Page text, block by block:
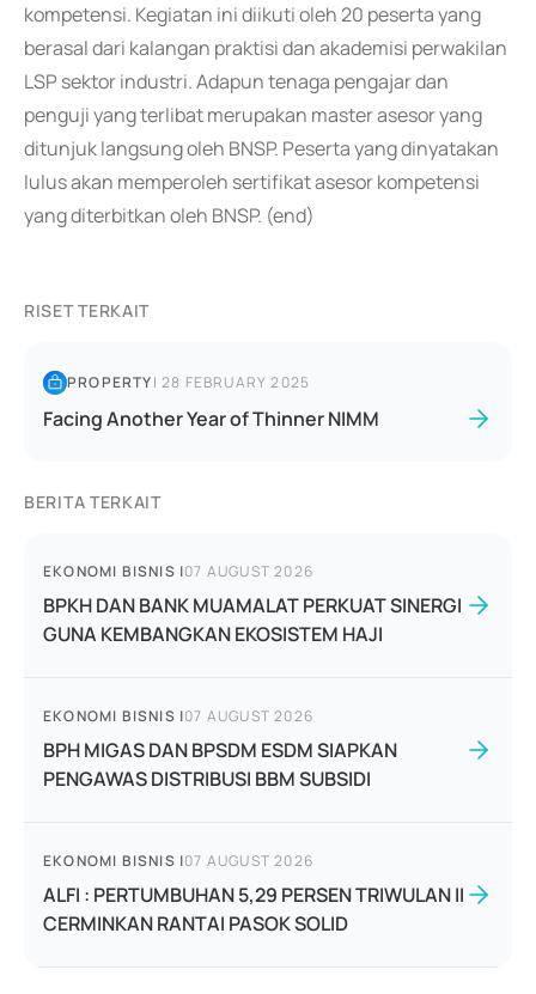
kompetensi. Kegiatan ini diikuti oleh 20 peserta yang
berasal dari kalangan praktisi dan akademisi perwakilan
LSP sektor industri. Adapun tenaga pengajar dan
penguji yang terlibat merupakan master asesor yang
ditunjuk langsung oleh BNSP. Peserta yang dinyatakan
lulus akan memperoleh sertifikat asesor kompetensi
yang diterbitkan oleh BNSP. (end)
RISET TERKAIT
PROPERTY|28 FEBRUARY 2025
Facing Another Year of Thinner NIMM
BERITA TERKAIT
EKONOMI BISNIS |07 AUGUST 2026
BPKH DAN BANK MUAMALAT PERKUAT SINERGI
GUNA KEMBANGKAN EKOSISTEM HAJI
EKONOMI BISNIS |07 AUGUST 2026
BPH MIGAS DAN BPSDM ESDM SIAPKAN
PENGAWAS DISTRIBUSI BBM SUBSIDI
EKONOMI BISNIS |07 AUGUST 2026
ALFI : PERTUMBUHAN 5,29 PERSEN TRIWULAN II
CERMINKAN RANTAI PASOK SOLID